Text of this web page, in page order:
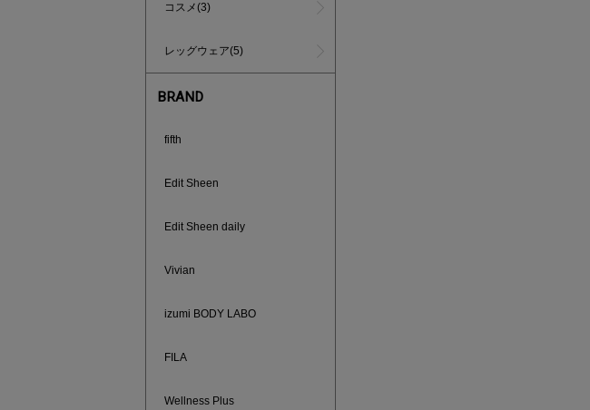
コスメ(3)
レッグウェア(5)
BRAND
fifth
Edit Sheen
Edit Sheen daily
Vivian
izumi BODY LABO
FILA
Wellness Plus